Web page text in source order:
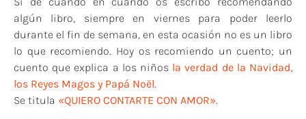
algún libro, siempre en viernes para poder leerlo
durante el fin de semana, en esta ocasión no es un libro
lo que recomiendo. Hoy os recomiendo un cuento; un
cuento que explica a los niños la verdad de la Navidad,
los Reyes Magos y Papá Noël.
Se titula «QUIERO CONTARTE CON AMOR».